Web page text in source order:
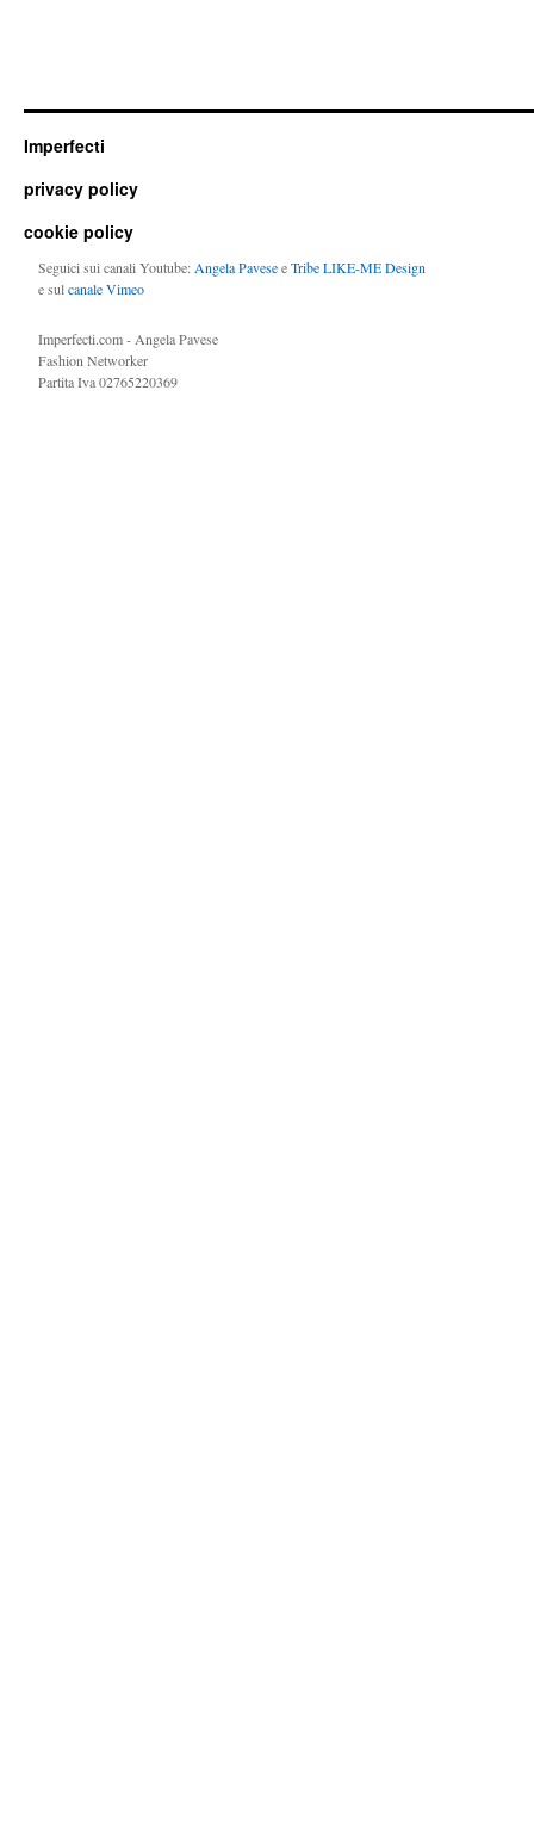
Imperfecti
privacy policy
cookie policy
Seguici sui canali Youtube: Angela PaveseeTribe LIKE-ME Design
e sulcanale Vimeo
Imperfecti.com - Angela Pavese
Fashion Networker
Partita Iva 02765220369